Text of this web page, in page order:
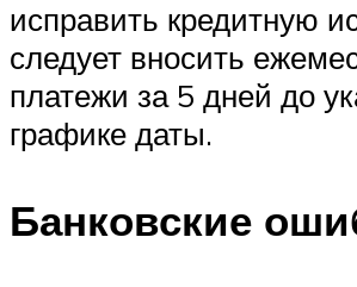
исправить кредитную
следует вносить
платежи за 5 дней до
графике даты.
Банковские